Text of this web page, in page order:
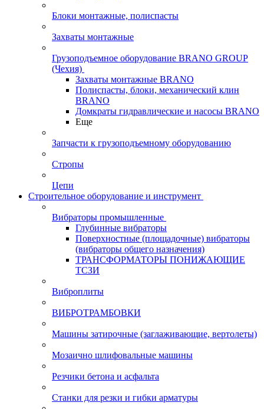
Блоки монтажные, полиспасты
Захваты монтажные
Грузоподъемное оборудование BRANO GROUP
(Чехия)
Захваты монтажные BRANO
Полиспасты, блоки, механический клин
BRANO
Домкраты гидравлические и насосы BRANO
Еще
Запчасти к грузоподъемному оборудованию
Стропы
Цепи
Строительное оборудование и инструмент
Вибраторы промышленные
Глубинные вибраторы
Поверхностные (площадочные) вибраторы
(вибраторы общего назначения)
ТРАНСФОРМАТОРЫ ПОНИЖАЮЩИЕ
ТСЗИ
Виброплиты
ВИБРОТРАМБОВКИ
Машины затирочные (заглаживающие, вертолеты)
Мозаично шлифовальные машины
Резчики бетона и асфальта
Станки для резки и гибки арматуры